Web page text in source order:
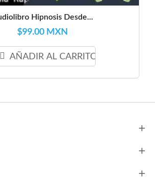
Hipnosis Desde...
$99.00 MXN
AÑADIR AL CARRITO